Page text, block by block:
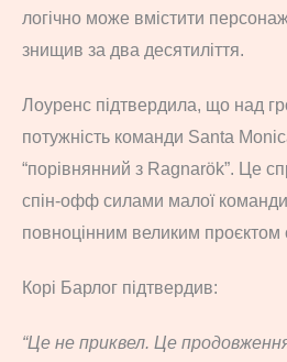
логічно може вмістити
знищив за два десятиліття.
Лоуренс підтвердила, що над
потужність команди Santa
“порівнянний з Ragnarök”. Це
спін-офф силами малої
повноцінним великим проєктом
Корі Барлог підтвердив:
“Це не приквел. Це